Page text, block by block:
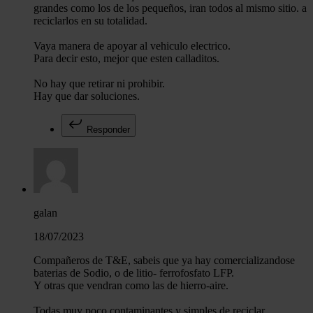
grandes como los de los pequeños, iran todos al mismo sitio. a
reciclarlos en su totalidad.
Vaya manera de apoyar al vehiculo electrico.
Para decir esto, mejor que esten calladitos.
No hay que retirar ni prohibir.
Hay que dar soluciones.
Responder
galan
18/07/2023
Compañeros de T&E, sabeis que ya hay comercializandose
baterias de Sodio, o de litio- ferrofosfato LFP.
Y otras que vendran como las de hierro-aire.